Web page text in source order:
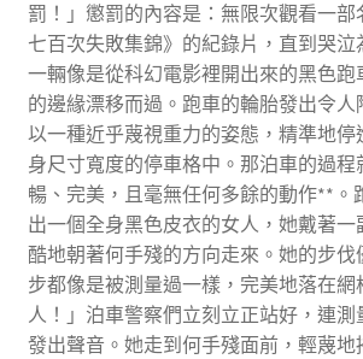
罰！」懲罰的內容是：無限次觀看一
七百次失敗集錦》的紀錄片，直到哭泣
一輛像是從科幻電影裡開出來的黑色跑
的邊緣漂移而過。跑車的輪胎發出令人
以一種近乎蔑視重力的姿態，精準地停
身尺寸寬度的停車格中。那泊車的過程
暢、完美，且毫無任何多餘的動作**。
出一個全身黑色皮衣的女人，她戴著
酷地朝著何手殘的方向走來。她的步伐
步都像是被測量過一樣，完美地落在網
人！」泊車警察們立刻立正站好，連
發出聲音。她走到何手殘面前，輕蔑地